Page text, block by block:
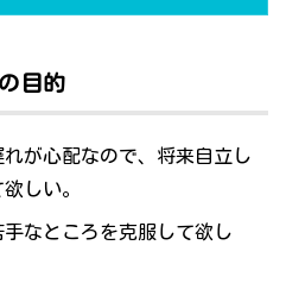
目的
が心配なので、将来自立し
しい。
なところを克服して欲し